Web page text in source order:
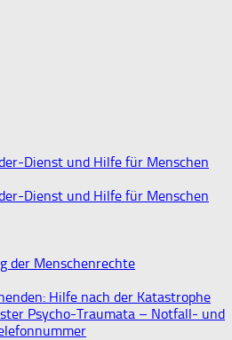
Dienst und Hilfe für Menschen
Dienst und Hilfe für Menschen
der Menschenrechte
Hilfe nach der Katastrophe
Psycho-Traumata – Notfall- und